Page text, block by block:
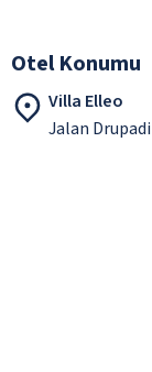
Otel Konumu
Villa Elleo
Jalan